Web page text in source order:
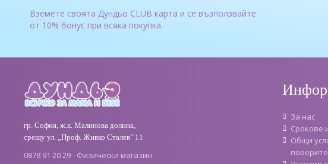
Вземете своята Дундьо CLUB карта и се възползвайте
от 10% бонус при всяка покупка.
гр. София, ж.к. Малинова долина,
срещу ул. „Проф. Живко Сталев" 11
0878 91 20 29 - Физически магазин
За нас
Срокове
Oбщи